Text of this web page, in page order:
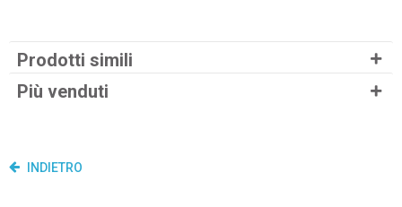
Prodotti simili
Più venduti
INDIETRO